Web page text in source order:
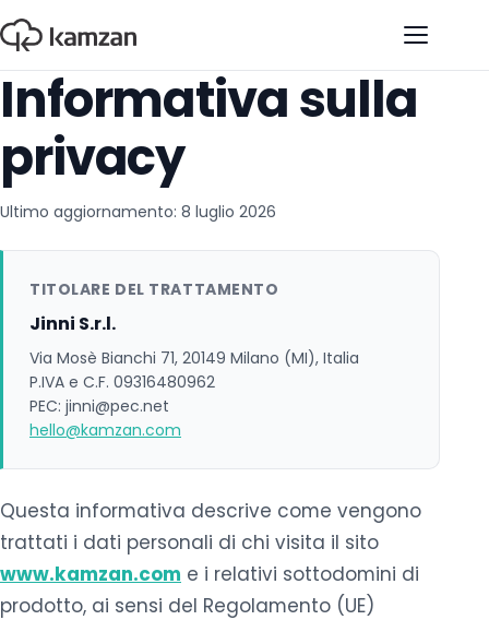
Apri il
Informativa sulla
privacy
Ultimo aggiornamento: 8 luglio 2026
TITOLARE DEL TRATTAMENTO
Jinni S.r.l.
Via Mosè Bianchi 71, 20149 Milano (MI), Italia
P.IVA e C.F. 09316480962
PEC: jinni@pec.net
hello@kamzan.com
Questa informativa descrive come vengono
trattati i dati personali di chi visita il sito
www.kamzan.com e i relativi sottodomini di
prodotto, ai sensi del Regolamento (UE)